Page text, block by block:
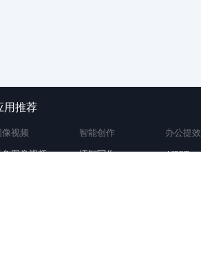
用推荐
像视频
象图像视频
智能创作
悟智写作
办公提效
AIPPT